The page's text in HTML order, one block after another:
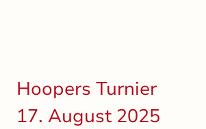
Hoopers Turnier
17. August 2025